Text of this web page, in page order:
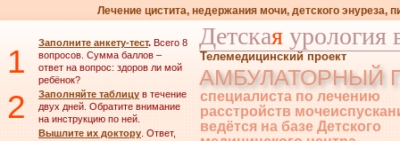
Лечение цистита, недержания мочи, детского энуреза,
1 Заполните анкету-тест. Всего 8
вопросов. Сумма баллов –
ответ на вопрос: здоров ли мой
ребёнок?
2 Заполняйте таблицу в течение
двух дней. Обратите внимание
на инструкцию по ней.
Вышлите их доктору. Ответ,
Детская урология
Телемедицинский проект
АМБУЛАТОРНЫЙ
специалиста по лечению
расстройств
ведётся на базе Детского